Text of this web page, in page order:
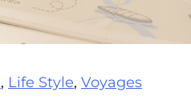
, Life Style, Voyages